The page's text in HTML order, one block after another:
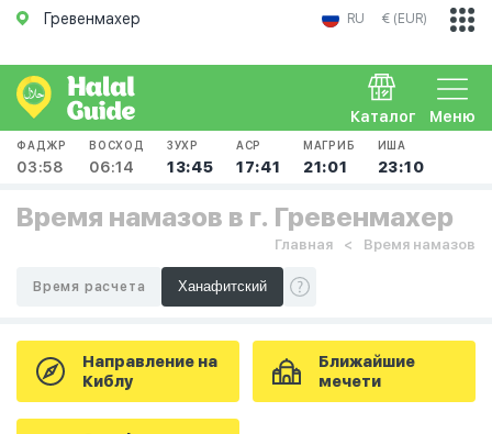
Гревенмахер RU € (EUR)
Меню
Каталог
ФАДЖР
03:58
ВОСХОД
06:14
ЗУХР
13:45
АСР
17:41
МАГРИБ
21:01
ИША
23:10
Время намазов в г. Гревенмахер
Главная Время намазов
Время расчета
Направление на
Киблу
Ближайшие
мечети